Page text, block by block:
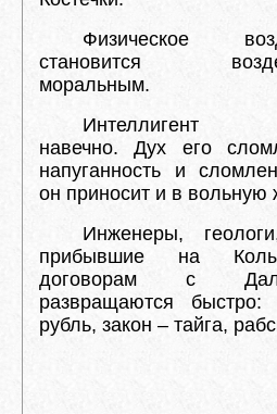
Физическое
становится
моральным.
Интеллигент
навечно. Дух его
напуганность и
он приносит и в вольную
Инженеры,
прибывшие на
договорам с
развращаются быстро:
рубль, закон – тайга,